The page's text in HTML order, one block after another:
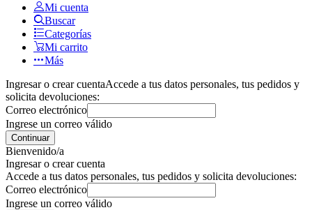
Mi cuenta
Buscar
Categorías
Mi carrito
Más
Ingresar o crear cuentaAccede a tus datos personales, tus pedidos y
solicita devoluciones:
Correo electrónico
Ingrese un correo válido
Continuar
Bienvenido/a
Ingresar o crear cuenta
Accede a tus datos personales, tus pedidos y solicita devoluciones:
Correo electrónico
Ingrese un correo válido